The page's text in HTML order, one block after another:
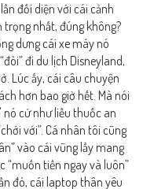
đối diện với cái cảnh
trọng nhất, đúng không?
dưng cái xe máy nó
đi du lịch Disneyland,
Lúc ấy, cái câu chuyện
hơn bao giờ hết. Mà nói
cứ như liều thuốc an
với”. Cá nhân tôi cũng
vào cái vũng lầy mang
“muốn tiền ngay và luôn”
đó, cái laptop thân yêu